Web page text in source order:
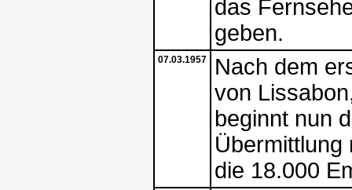
das
geben.
07.03.1957
Nach dem
von
beginnt nun
Übermittlung
die 18.000